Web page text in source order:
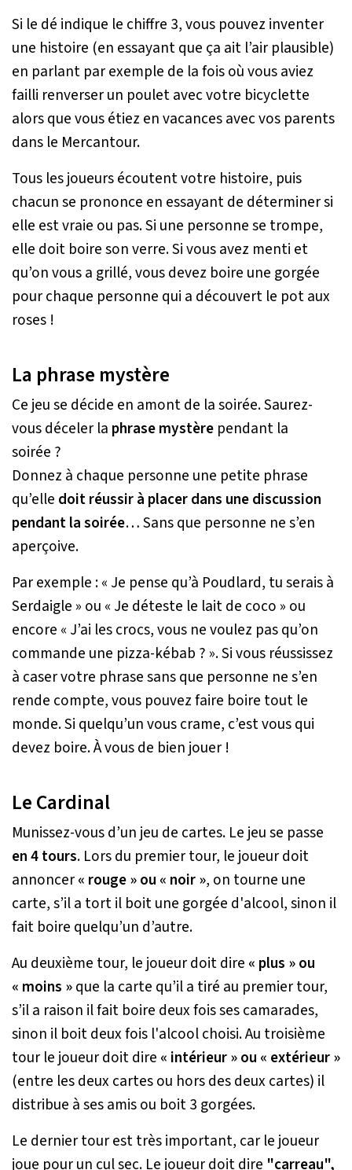
Si le dé indique le chiffre 3, vous pouvez inventer
une histoire (en essayant que ça ait l’air plausible)
en parlant par exemple de la fois où vous aviez
failli renverser un poulet avec votre bicyclette
alors que vous étiez en vacances avec vos parents
dans le Mercantour.
Tous les joueurs écoutent votre histoire, puis
chacun se prononce en essayant de déterminer si
elle est vraie ou pas. Si une personne se trompe,
elle doit boire son verre. Si vous avez menti et
qu’on vous a grillé, vous devez boire une gorgée
pour chaque personne qui a découvert le pot aux
roses !
La phrase mystère
Ce jeu se décide en amont de la soirée. Saurez-
vous déceler la phrase mystère pendant la
soirée ?
Donnez à chaque personne une petite phrase
qu’elle doit réussir à placer dans une discussion
pendant la soirée… Sans que personne ne s’en
aperçoive.
Par exemple : « Je pense qu’à Poudlard, tu serais à
Serdaigle » ou « Je déteste le lait de coco » ou
encore « J’ai les crocs, vous ne voulez pas qu’on
commande une pizza-kébab ? ». Si vous réussissez
à caser votre phrase sans que personne ne s’en
rende compte, vous pouvez faire boire tout le
monde. Si quelqu’un vous crame, c’est vous qui
devez boire. À vous de bien jouer !
Le Cardinal
Munissez-vous d’un jeu de cartes. Le jeu se passe
en 4 tours. Lors du premier tour, le joueur doit
annoncer« rouge » ou « noir », on tourne une
carte, s’il a tort il boit une gorgée d'alcool, sinon il
fait boire quelqu’un d’autre.
Au deuxième tour, le joueur doit dire « plus » ou
« moins »que la carte qu’il a tiré au premier tour,
s’il a raison il fait boire deux fois ses camarades,
sinon il boit deux fois l'alcool choisi. Au troisième
tour le joueur doit dire « intérieur » ou « extérieur »
(entre les deux cartes ou hors des deux cartes) il
distribue à ses amis ou boit 3 gorgées.
Le dernier tour est très important, car le joueur
joue pour un cul sec. Le joueur doit dire "carreau",